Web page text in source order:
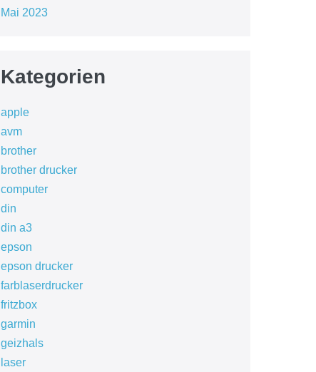
Mai 2023
Kategorien
apple
avm
brother
brother drucker
computer
din
din a3
epson
epson drucker
farblaserdrucker
fritzbox
garmin
geizhals
laser